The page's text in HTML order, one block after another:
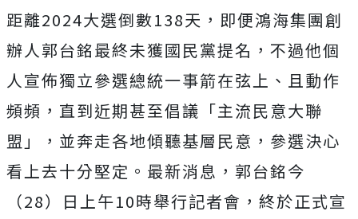
距離2024大選倒數138天，即便鴻海集團創
辦人郭台銘最終未獲國民黨提名，不過他個
人宣佈獨立參選總統一事箭在弦上、且動作
頻頻，直到近期甚至倡議「主流民意大聯
盟」，並奔走各地傾聽基層民意，參選決心
看上去十分堅定。最新消息，郭台銘今
（28）日上午10時舉行記者會，終於正式宣